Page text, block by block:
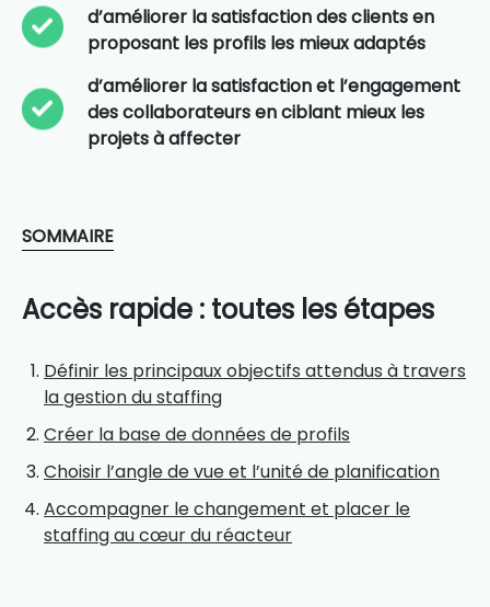
d’améliorer la satisfaction des clients en
proposant les profils les mieux adaptés
d’améliorer la satisfaction et l’engagement
des collaborateurs en ciblant mieux les
projets à affecter
SOMMAIRE
Accès rapide : toutes les étapes
Définir les principaux objectifs attendus à travers
la gestion du staffing
Créer la base de données de profils
Choisir l’angle de vue et l’unité de planification
Accompagner le changement et placer le
staffing au cœur du réacteur